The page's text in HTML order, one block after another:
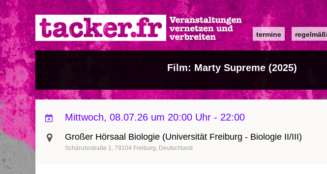
Direkt
zum
Inhalt
Main
navigation
termine
Film: Marty Supreme (2025)
Mittwoch, 08.07.26 um 20:00 Uhr - 22:00
Großer Hörsaal Biologie (Universität Freiburg - Biologie II/III)
Schänzlestraße 1 79104 Freiburg Deutschland